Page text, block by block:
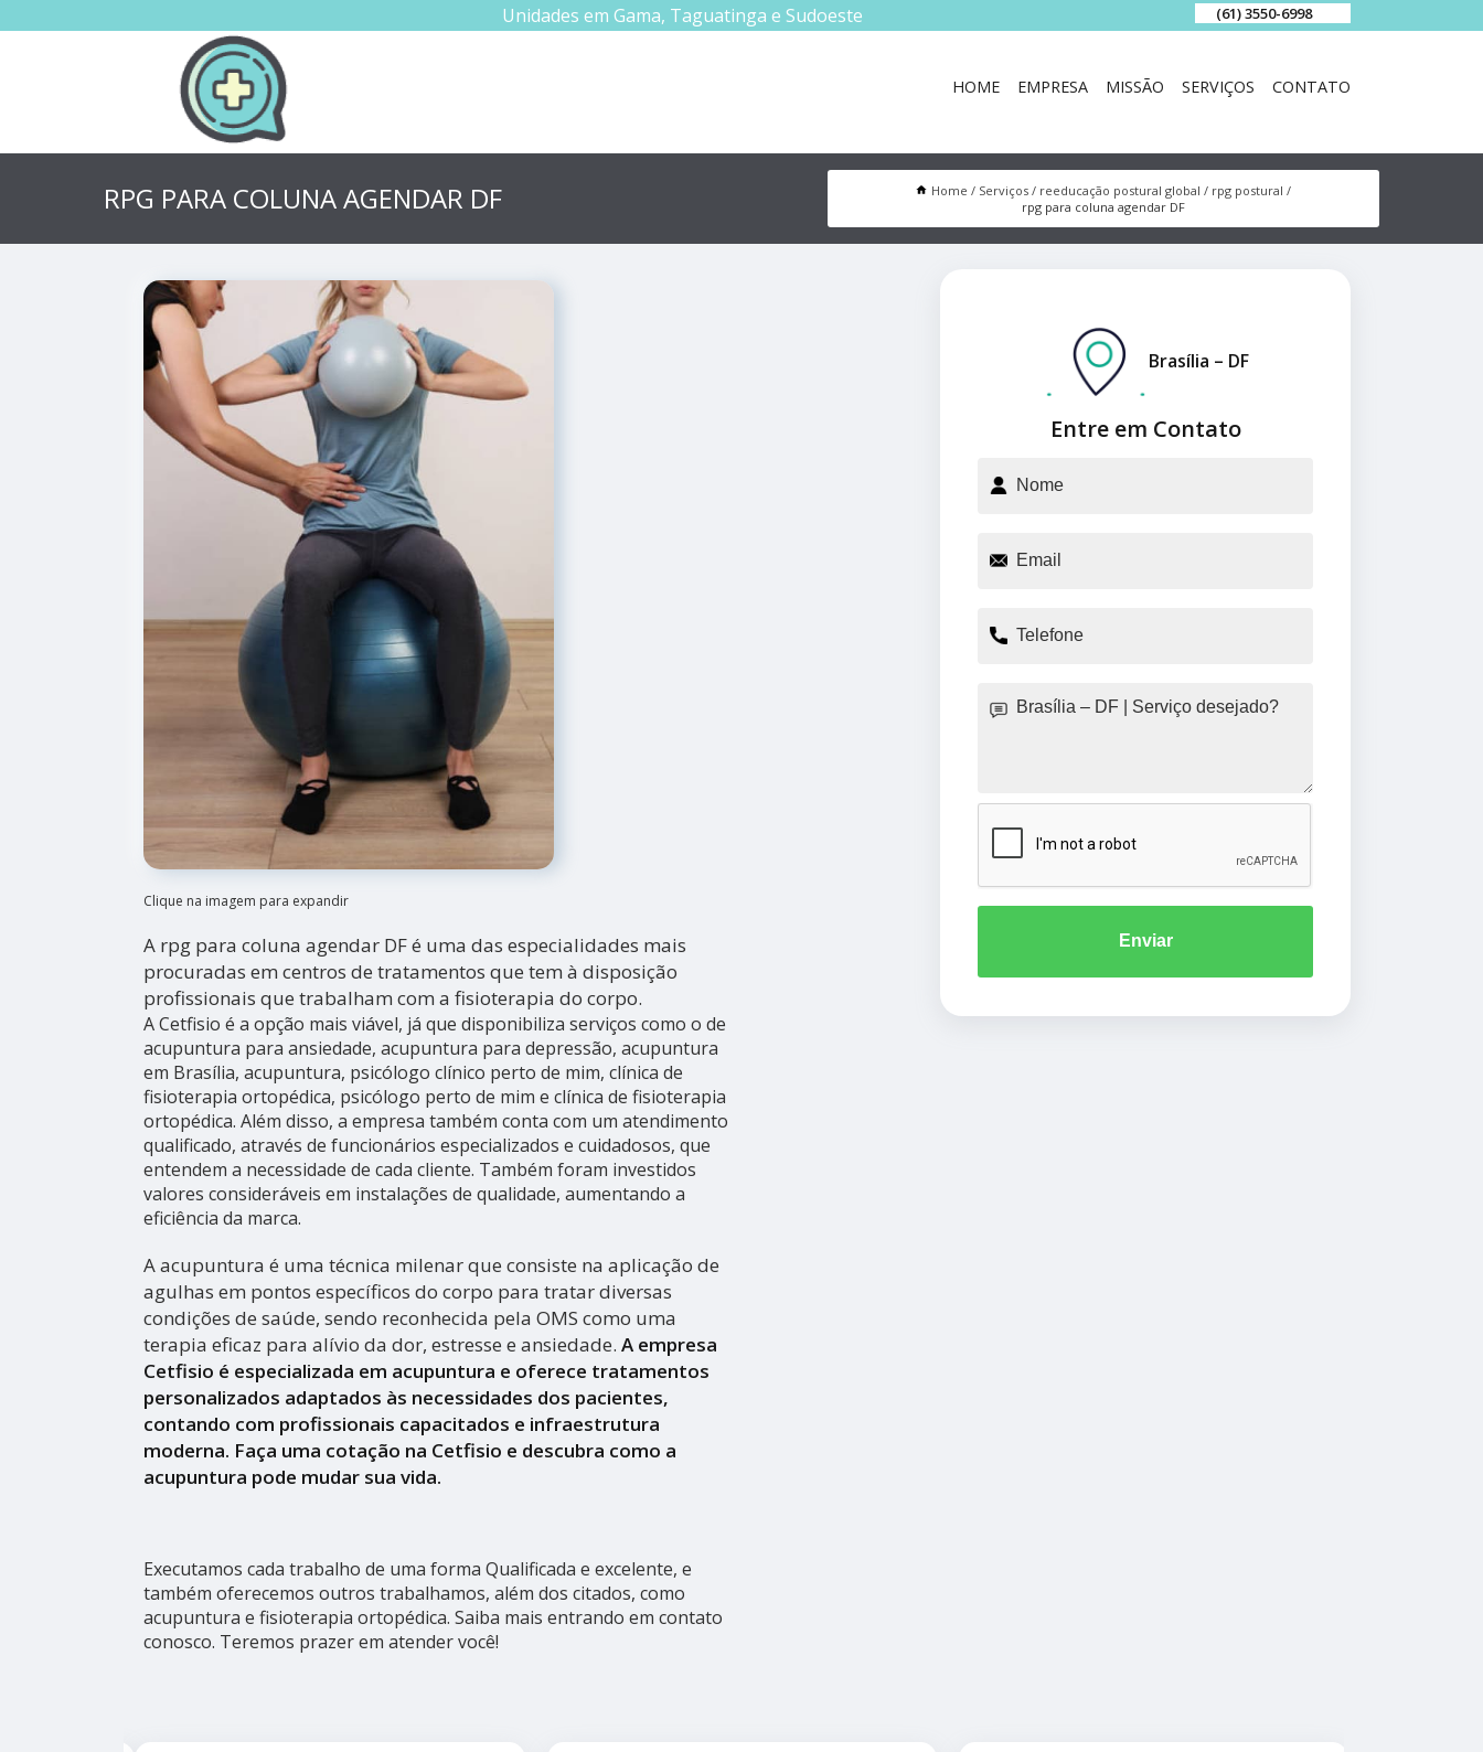
Unidades em Gama, Taguatinga e Sudoeste (61) 3550-6998
HOME EMPRESA MISSÃO SERVIÇOS CONTATO
RPG PARA COLUNA AGENDAR DF Home Serviços reeducação postural global
rpg postural
rpg para coluna agendar DF
Clique na imagem para expandir
A rpg para coluna agendar DF é uma das especialidades mais
procuradas em centros de tratamentos que tem à disposição
profissionais que trabalham com a fisioterapia do corpo.
A Cetfisio é a opção mais viável, já que disponibiliza serviços como o de
acupuntura para ansiedade, acupuntura para depressão, acupuntura
em Brasília, acupuntura, psicólogo clínico perto de mim, clínica de
fisioterapia ortopédica, psicólogo perto de mim e clínica de fisioterapia
ortopédica. Além disso, a empresa também conta com um atendimento
qualificado, através de funcionários especializados e cuidadosos, que
entendem a necessidade de cada cliente. Também foram investidos
valores consideráveis em instalações de qualidade, aumentando a
eficiência da marca.
A acupuntura é uma técnica milenar que consiste na aplicação de
agulhas em pontos específicos do corpo para tratar diversas
condições de saúde, sendo reconhecida pela OMS como uma
terapia eficaz para alívio da dor, estresse e ansiedade. A empresa
Cetfisio é especializada em acupuntura e oferece tratamentos
personalizados adaptados às necessidades dos pacientes,
contando com profissionais capacitados e infraestrutura
moderna. Faça uma cotação na Cetfisio e descubra como a
acupuntura pode mudar sua vida.
Executamos cada trabalho de uma forma Qualificada e excelente, e
também oferecemos outros trabalhamos, além dos citados, como
acupuntura e fisioterapia ortopédica. Saiba mais entrando em contato
conosco. Teremos prazer em atender você!
Entre em Contato
Brasília – DF
Enviar